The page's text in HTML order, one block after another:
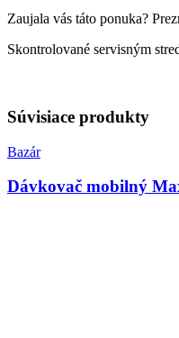
Zaujala vás táto ponuka?
Skontrolované servisným
Súvisiace produkty
Bazár
Dávkovač mobilný